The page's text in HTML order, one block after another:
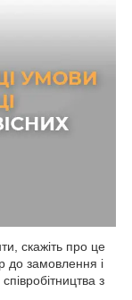
скажіть про це
до замовлення і
з